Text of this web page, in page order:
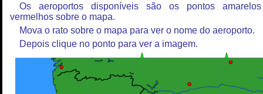
Os aeroportos disponíveis são os pontos
vermelhos sobre o mapa.
Mova o rato sobre o mapa para ver o nome do aeroporto.
Depois clique no ponto para ver a imagem.